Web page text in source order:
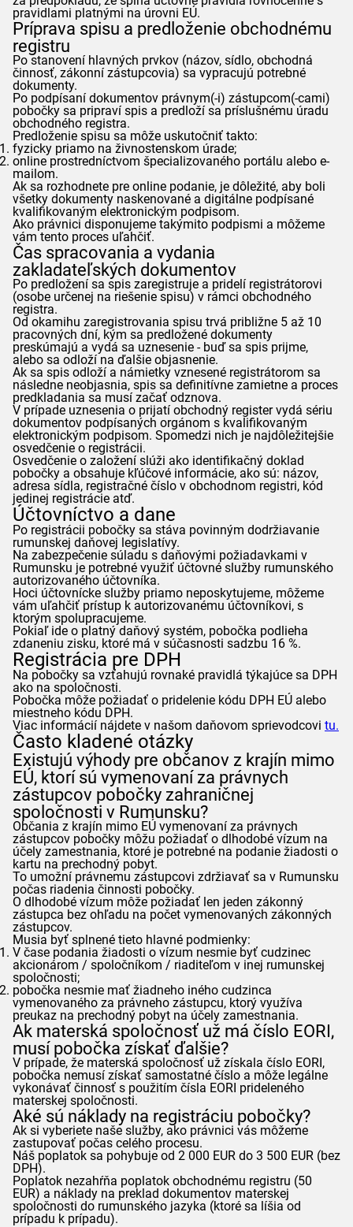
pravidlami platnými na úrovni EÚ.
Príprava spisu a predloženie obchodnému
registru
Po stanovení hlavných prvkov (názov, sídlo, obchodná
činnosť, zákonní zástupcovia) sa vypracujú potrebné
dokumenty.
Po podpísaní dokumentov právnym(-i) zástupcom(-cami)
pobočky sa pripraví spis a predloží sa príslušnému úradu
obchodného registra.
Predloženie spisu sa môže uskutočniť takto:
fyzicky priamo na živnostenskom úrade;
online prostredníctvom špecializovaného portálu alebo e-
mailom.
Ak sa rozhodnete pre online podanie, je dôležité, aby boli
všetky dokumenty naskenované a digitálne podpísané
kvalifikovaným elektronickým podpisom.
Ako právnici disponujeme takýmito podpismi a môžeme
vám tento proces uľahčiť.
Čas spracovania a vydania
zakladateľských dokumentov
Po predložení sa spis zaregistruje a pridelí registrátorovi
(osobe určenej na riešenie spisu) v rámci obchodného
registra.
Od okamihu zaregistrovania spisu trvá približne 5 až 10
pracovných dní, kým sa predložené dokumenty
preskúmajú a vydá sa uznesenie - buď sa spis prijme,
alebo sa odloží na ďalšie objasnenie.
Ak sa spis odloží a námietky vznesené registrátorom sa
následne neobjasnia, spis sa definitívne zamietne a proces
predkladania sa musí začať odznova.
V prípade uznesenia o prijatí obchodný register vydá sériu
dokumentov podpísaných orgánom s kvalifikovaným
elektronickým podpisom. Spomedzi nich je najdôležitejšie
osvedčenie o registrácii.
Osvedčenie o založení slúži ako identifikačný doklad
pobočky a obsahuje kľúčové informácie, ako sú: názov,
adresa sídla, registračné číslo v obchodnom registri, kód
jedinej registrácie atď.
Účtovníctvo a dane
Po registrácii pobočky sa stáva povinným dodržiavanie
rumunskej daňovej legislatívy.
Na zabezpečenie súladu s daňovými požiadavkami v
Rumunsku je potrebné využiť účtovné služby rumunského
autorizovaného účtovníka.
Hoci účtovnícke služby priamo neposkytujeme, môžeme
vám uľahčiť prístup k autorizovanému účtovníkovi, s
ktorým spolupracujeme.
Pokiaľ ide o platný daňový systém, pobočka podlieha
zdaneniu zisku, ktoré má v súčasnosti sadzbu 16 %.
Registrácia pre DPH
Na pobočky sa vzťahujú rovnaké pravidlá týkajúce sa DPH
ako na spoločnosti.
Pobočka môže požiadať o pridelenie kódu DPH EÚ alebo
miestneho kódu DPH.
Viac informácií nájdete v našom daňovom sprievodcovi tu.
Často kladené otázky
Existujú výhody pre občanov z krajín mimo
EÚ, ktorí sú vymenovaní za právnych
zástupcov pobočky zahraničnej
spoločnosti v Rumunsku?
Občania z krajín mimo EÚ vymenovaní za právnych
zástupcov pobočky môžu požiadať o dlhodobé vízum na
účely zamestnania, ktoré je potrebné na podanie žiadosti o
kartu na prechodný pobyt.
To umožní právnemu zástupcovi zdržiavať sa v Rumunsku
počas riadenia činnosti pobočky.
O dlhodobé vízum môže požiadať len jeden zákonný
zástupca bez ohľadu na počet vymenovaných zákonných
zástupcov.
Musia byť splnené tieto hlavné podmienky:
V čase podania žiadosti o vízum nesmie byť cudzinec
akcionárom / spoločníkom / riaditeľom v inej rumunskej
spoločnosti;
pobočka nesmie mať žiadneho iného cudzinca
vymenovaného za právneho zástupcu, ktorý využíva
preukaz na prechodný pobyt na účely zamestnania.
Ak materská spoločnosť už má číslo EORI,
musí pobočka získať ďalšie?
V prípade, že materská spoločnosť už získala číslo EORI,
pobočka nemusí získať samostatné číslo a môže legálne
vykonávať činnosť s použitím čísla EORI prideleného
materskej spoločnosti.
Aké sú náklady na registráciu pobočky?
Ak si vyberiete naše služby, ako právnici vás môžeme
zastupovať počas celého procesu.
Náš poplatok sa pohybuje od 2 000 EUR do 3 500 EUR (bez
DPH).
Poplatok nezahŕňa poplatok obchodnému registru (50
EUR) a náklady na preklad dokumentov materskej
spoločnosti do rumunského jazyka (ktoré sa líšia od
prípadu k prípadu).